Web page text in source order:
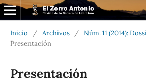
Inicio / Archivos / Núm. 11 (2014):
Presentación
Presentación